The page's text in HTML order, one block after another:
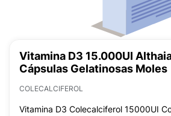
Vitamina D3 15.000UI
Cápsulas Gelatinosas Moles
COLECALCIFEROL
Vitamina D3 Colecalciferol 15000UI